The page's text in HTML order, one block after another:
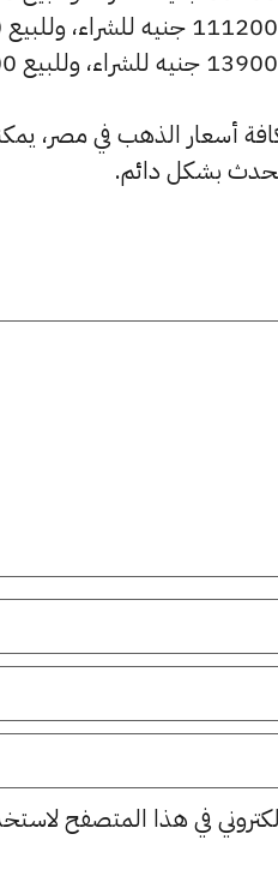
بشكل دائم.
في هذا المتصفح